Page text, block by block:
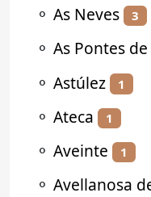
⚬ As Neves 3
⚬ As Pontes
⚬ Astúlez 1
⚬ Ateca 1
⚬ Aveinte 1
⚬ Avellanosa